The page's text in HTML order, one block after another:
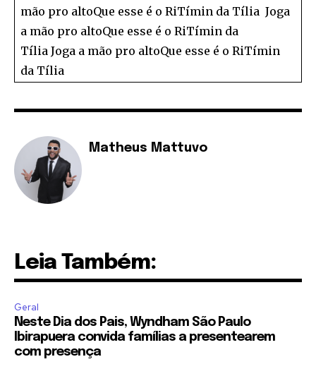
mão pro altoQue esse é o RiTímin da Tília Joga
a mão pro altoQue esse é o RiTímin da
Tília Joga a mão pro altoQue esse é o RiTímin
da Tília
Matheus Mattuvo
Leia Também:
Geral
Neste Dia dos Pais, Wyndham São Paulo
Ibirapuera convida famílias a presentearem
com presença